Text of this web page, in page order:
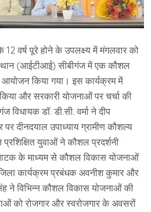
वर्ष पूरे होने के उपलक्ष्य में मंगलवार को
(आईटीआई) सीबीगंज में एक कौशल
आयोजन किया गया। इस कार्यक्रम में
और सरकारी योजनाओं पर चर्चा की
विधायक डॉ. डी.सी. वर्मा ने दीप
दीनदयाल उपाध्याय ग्रामीण कौशल्य
युवाओं ने कौशल प्रदर्शनी
के माध्यम से कौशल विकास योजनाओं
कार्यक्रम प्रबंधक अवनीश कुमार और
ने विभिन्न कौशल विकास योजनाओं की
को रोजगार और स्वरोजगार के अवसरों